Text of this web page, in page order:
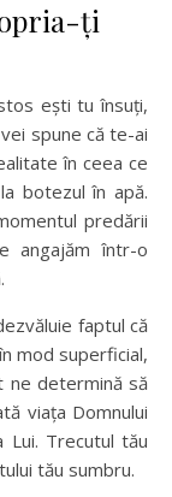
ți
ești tu însuți,
spune că te-ai
în ceea ce
botezul în apă.
predării
angajăm într-o
faptul că
mod superficial,
ne determină să
viața Domnului
Lui. Trecutul tău
tău sumbru.